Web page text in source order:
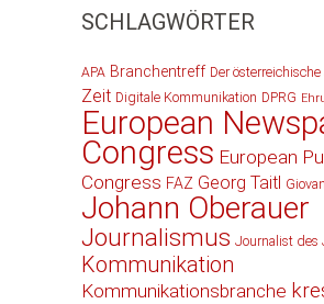
SCHLAGWÖRTER
APA Branchentreff Der
Zeit Digitale Kommunikation DPRG
European
Congress European
Congress FAZ Georg Taitl
Johann Oberauer
Journalismus Journalist des
Kommunikation
Kommunikationsbranche